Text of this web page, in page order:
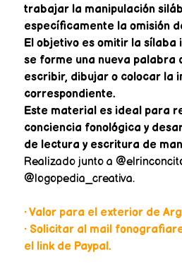
trabajar la manipulación
específicamente la omisión
El objetivo es omitir la sílaba
se forme una nueva palabra
escribir, dibujar o colocar la
correspondiente.
Este material es ideal para
conciencia fonológica y
de lectura y escritura de
Realizado junto a
@logopedia_creativa.
• Valor para el exterior de
• Solicitar al mail
el link de Paypal.